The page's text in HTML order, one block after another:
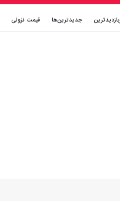
جديدترين‌ها قيمت نزولی